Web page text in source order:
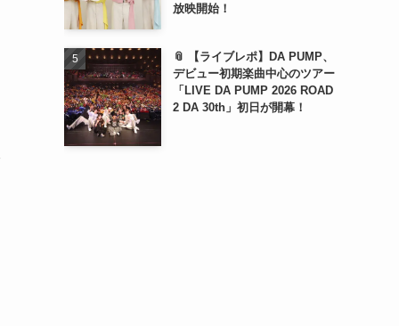
放映開始！
📎 【ライブレポ】DA PUMP、
デビュー初期楽曲中心のツアー
「LIVE DA PUMP 2026 ROAD
2 DA 30th」初日が開幕！